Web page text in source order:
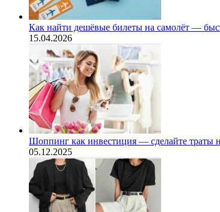
Как найти дешёвые билеты на самолёт —
15.04.2026
Шоппинг как инвестиция — сделайте траты
05.12.2025